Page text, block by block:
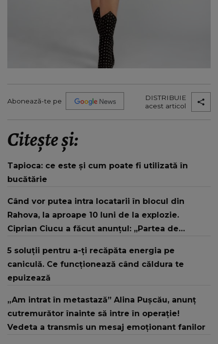
Abonează-te pe
DISTRIBUIE
acest articol
Citește și:
Tapioca: ce este și cum poate fi utilizată în
bucătărie
Când vor putea intra locatarii în blocul din
Rahova, la aproape 10 luni de la explozie.
Ciprian Ciucu a făcut anunțul: „Partea de
5 soluții pentru a-ți recăpăta energia pe
caniculă. Ce funcționează când căldura te
epuizează
„Am intrat în metastază” Alina Pușcău, anunț
cutremurător înainte să intre în operație!
Vedeta a transmis un mesaj emoționant fanilor